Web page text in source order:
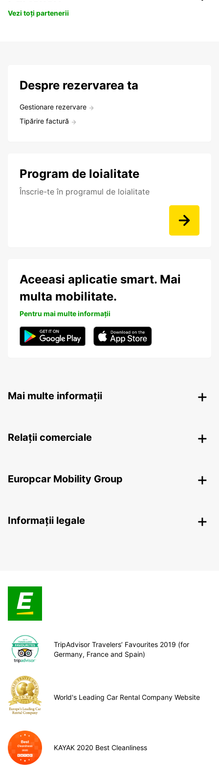
Vezi toți partenerii
Despre rezervarea ta
Gestionare rezervare
Tipărire factură
Program de loialitate
Înscrie-te în programul de loialitate
Aceeasi aplicatie smart. Mai
multa mobilitate.
Pentru mai multe informații
Mai multe informații
Relații comerciale
Europcar Mobility Group
Informații legale
TripAdvisor Travelers’ Favourites 2019 (for
Germany, France and Spain)
World's Leading Car Rental Company Website
KAYAK 2020 Best Cleanliness